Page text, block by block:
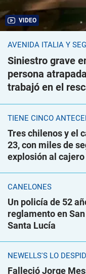
VIDEO
AVENIDA ITALIA Y
Siniestro grave
persona
trabajó en el
TIENE CINCO
Tres chilenos y el
23, con miles de
explosión al cajero
CANELONES
Un policía de 52
reglamento en
Santa Lucía
NEWELLS'S LO
Falleció Jorge